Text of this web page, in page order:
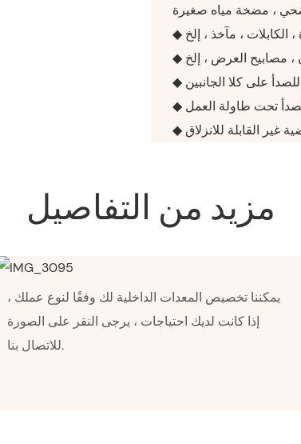
مزيد من التفاصيل
يمكننا تخصيص المعدات الداخلية لك وفقًا لنوع عملك ،
إذا كانت لديك احتياجات ، يرجى النقر على الصورة
للاتصال بنا.